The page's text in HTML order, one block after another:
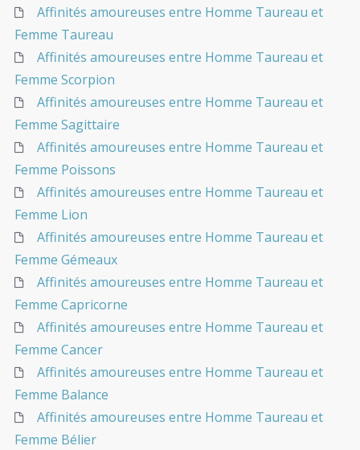
Affinités amoureuses entre Homme Taureau et
Femme Taureau
Affinités amoureuses entre Homme Taureau et
Femme Scorpion
Affinités amoureuses entre Homme Taureau et
Femme Sagittaire
Affinités amoureuses entre Homme Taureau et
Femme Poissons
Affinités amoureuses entre Homme Taureau et
Femme Lion
Affinités amoureuses entre Homme Taureau et
Femme Gémeaux
Affinités amoureuses entre Homme Taureau et
Femme Capricorne
Affinités amoureuses entre Homme Taureau et
Femme Cancer
Affinités amoureuses entre Homme Taureau et
Femme Balance
Affinités amoureuses entre Homme Taureau et
Femme Bélier